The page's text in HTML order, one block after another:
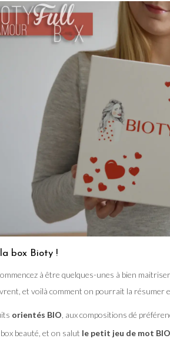
box Bioty !
à être quelques-unes à bien maitriser
et voilà comment on pourrait la résumer
orientés BIO , aux compositions dé
box beauté, et on salut le petit jeu de mot